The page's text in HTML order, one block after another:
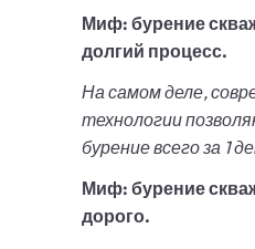
Миф: бурение
долгий процесс.
На самом деле,
технологии
бурение всего за 1
Миф: бурение
дорого.